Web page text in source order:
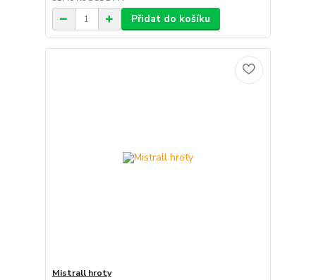
Přidat do košíku
Mistrall hroty